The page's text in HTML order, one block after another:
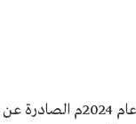
أظهرت نشرة سوق العمل